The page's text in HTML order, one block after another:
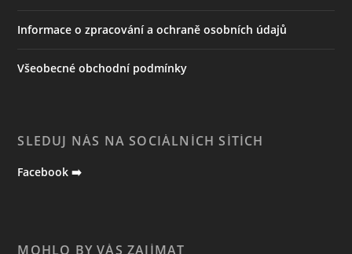
Informace o zpracování a ochraně osobních údajů
Všeobecné obchodní podmínky
SLEDUJ NÁS NA SOCIÁLNÍCH SÍTÍCH
Facebook ➡️
MOHLO BY VÁS ZAJÍMAT